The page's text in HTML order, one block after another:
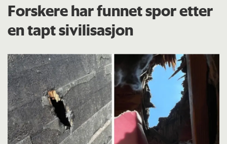
Forskere har funnet spor etter
en tapt sivilisasjon